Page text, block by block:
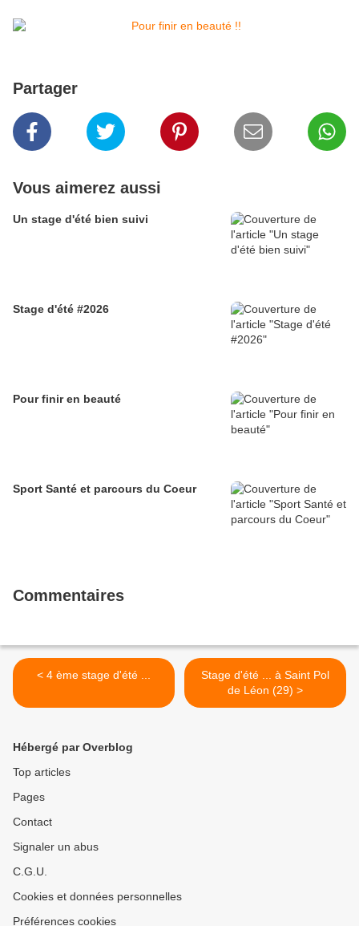
Partager
Vous aimerez aussi
Un stage d'été bien suivi
Stage d'été #2026
Pour finir en beauté
Sport Santé et parcours du Coeur
Commentaires
< 4 ème stage d'été ...
Stage d'été ... à Saint Pol
de Léon (29) >
Hébergé par Overblog
Top articles
Pages
Contact
Signaler un abus
C.G.U.
Cookies et données personnelles
Préférences cookies